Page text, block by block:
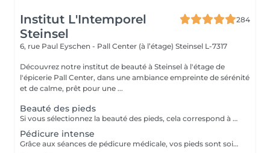
Institut L'Intemporel
Steinsel
284
6, rue Paul Eyschen - Pall Center (à l’étage) Steinsel L-7317
Découvrez notre institut de beauté à Steinsel à l'étage de
l'épicerie Pall Center, dans une ambiance empreinte de sérénité
et de calme, prêt pour une ...
Beauté des pieds
Si vous sélectionnez la beauté des pieds, cela correspond à couper et limer les ongles, repousser et couper mes cuticules, râper et masser les pieds. Si vous avez des soucis tels que : cors, ongles incarnés, ongles épaissis, mycoses ou tout autre douleur spécifique merci de sélectionner la pédicure qui est médicale.
Pédicure intense
Grâce aux séances de pédicure médicale, vos pieds sont soignés et traités en profondeur. En termes de soins de soi, les pieds sont souvent la partie du corps oubliée. C'est pourtant l'une de celles qui subit le plus votre quotidien. Ongles incarnés, cors, durillons et autres crevasses, sont des sources d'inconfort qui peuvent aisément être évitées si un soin est apporté assez tôt . Nos séances de pédicure médicale vous permettent une prise en charge complète de vos pieds. Du soin d'entretien au traitement plus profond, vos pieds sont massés, traités et soignés avec toute l'expertise de nos pédicures. Conseillée toutes les 4 semaines.